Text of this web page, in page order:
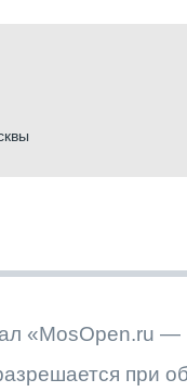
«MosOpen.ru —
при